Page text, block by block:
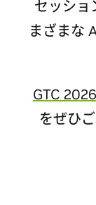
セッショ
まざまな
GTC
をぜひ